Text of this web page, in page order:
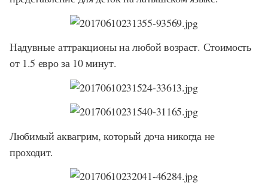
Надувные аттракционы на любой возраст. Стоимость
от 1.5 евро за 10 минут.
Любимый аквагрим, который доча никогда не
проходит.